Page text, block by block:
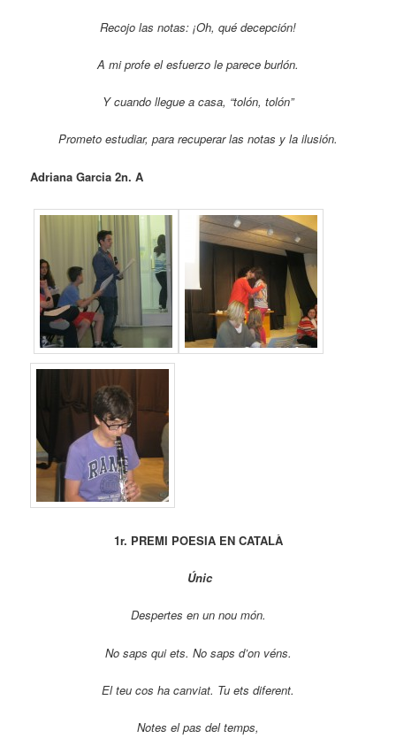
Recojo las notas: ¡Oh, qué decepción!
A mi profe el esfuerzo le parece burlón.
Y cuando llegue a casa, “tolón, tolón”
Prometo estudiar, para recuperar las notas y la ilusión.
Adriana Garcia 2n. A
1r. PREMI POESIA EN CATALÀ
Únic
Despertes en un nou món.
No saps qui ets. No saps d’on véns.
El teu cos ha canviat. Tu ets diferent.
Notes el pas del temps,